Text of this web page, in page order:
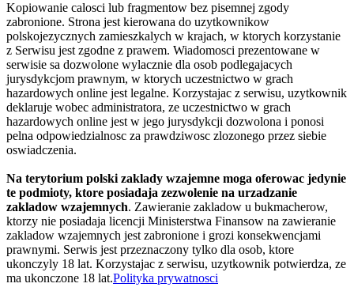
Kopiowanie calosci lub fragmentow bez pisemnej zgody
zabronione. Strona jest kierowana do uzytkownikow
polskojezycznych zamieszkalych w krajach, w ktorych korzystanie
z Serwisu jest zgodne z prawem. Wiadomosci prezentowane w
serwisie sa dozwolone wylacznie dla osob podlegajacych
jurysdykcjom prawnym, w ktorych uczestnictwo w grach
hazardowych online jest legalne. Korzystajac z serwisu, uzytkownik
deklaruje wobec administratora, ze uczestnictwo w grach
hazardowych online jest w jego jurysdykcji dozwolona i ponosi
pelna odpowiedzialnosc za prawdziwosc zlozonego przez siebie
oswiadczenia.
Na terytorium polski zaklady wzajemne moga oferowac jedynie
te podmioty, ktore posiadaja zezwolenie na urzadzanie
zakladow wzajemnych. Zawieranie zakladow u bukmacherow,
ktorzy nie posiadaja licencji Ministerstwa Finansow na zawieranie
zakladow wzajemnych jest zabronione i grozi konsekwencjami
prawnymi. Serwis jest przeznaczony tylko dla osob, ktore
ukonczyly 18 lat. Korzystajac z serwisu, uzytkownik potwierdza, ze
ma ukonczone 18 lat.Polityka prywatnosci